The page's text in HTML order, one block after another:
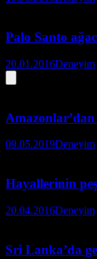
Palo Santo
20.01.2016Deneyim
09.05.2019Deneyim
Hayallerinin
20.04.2016Deneyim
Sri Lanka’da